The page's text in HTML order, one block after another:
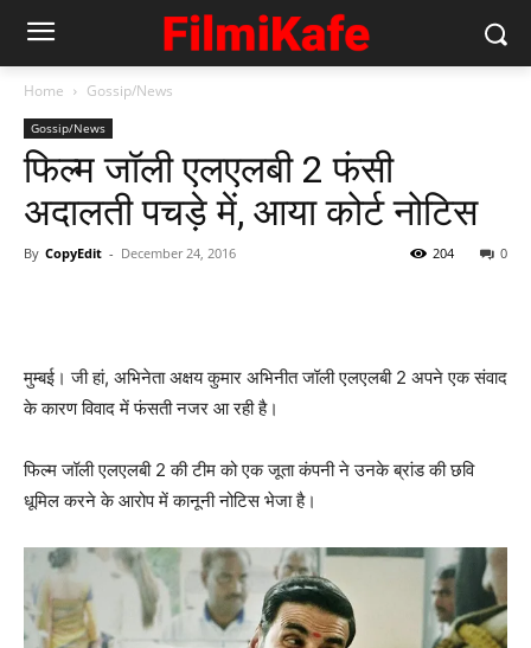
Home Gossip/News
Gossip/News
फिल्‍म जॉली एलएलबी 2 फंसी
अदालती पचड़े में, आया कोर्ट नोटिस
By CopyEdit - December 24, 2016 0
204
मुम्‍बई। जी हां, अभिनेता अक्षय कुमार अभिनीत जॉली एलएलबी 2 अपने एक संवाद
के कारण विवाद में फंसती नजर आ रही है।
फिल्‍म जॉली एलएलबी 2 की टीम को एक जूता कंपनी ने उनके ब्रांड की छवि
धूमिल करने के आरोप में कानूनी नोटिस भेजा है।